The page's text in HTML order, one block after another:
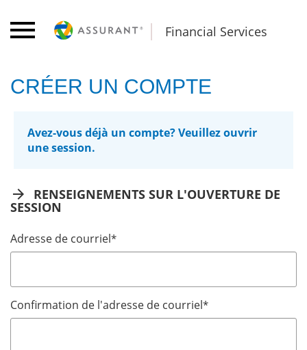
Financial Services
CRÉER UN COMPTE
Avez-vous déjà un compte? Veuillez ouvrir
une session.
arrow_forward RENSEIGNEMENTS SUR L'OUVERTURE DE
SESSION
Adresse de courriel*
Confirmation de l'adresse de courriel*